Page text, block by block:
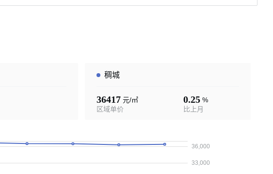
稠城
36417 元/㎡
区域单价
0.25 %
比上月